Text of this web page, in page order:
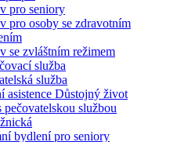
pro seniory
pro osoby se zdravotním
se zvláštním režimem
služba
služba
asistence Důstojný život
pečovatelskou službou
bydlení pro seniory